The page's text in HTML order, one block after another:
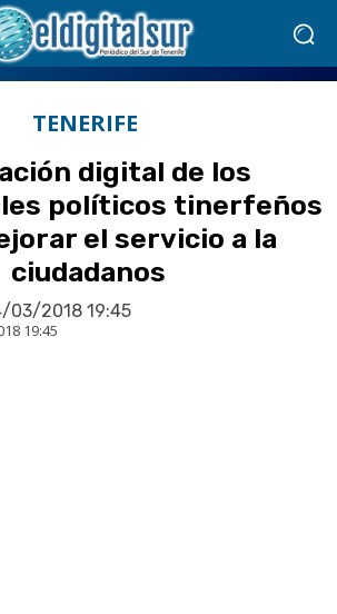
TENERIFE
digital de los
políticos tinerfeños
el servicio a la
ciudadanos
03/2018 19:45
19:45